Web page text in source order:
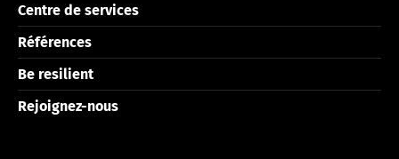
Centre de services
Références
Be resilient
Rejoignez-nous